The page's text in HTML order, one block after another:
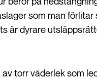
som man förlitar
är dyrare
torr väderlek som